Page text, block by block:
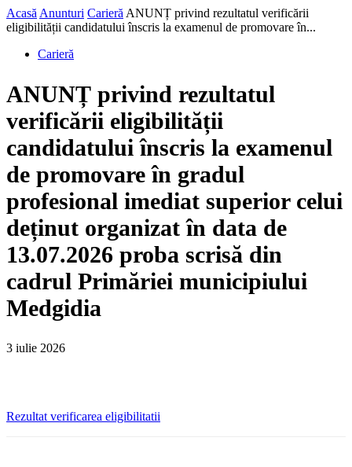
Acasă Anunturi Carieră ANUNȚ privind rezultatul verificării
eligibilității candidatului înscris la examenul de promovare în...
Carieră
ANUNȚ privind rezultatul
verificării eligibilității
candidatului înscris la examenul
de promovare în gradul
profesional imediat superior celui
deținut organizat în data de
13.07.2026 proba scrisă din
cadrul Primăriei municipiului
Medgidia
3 iulie 2026
Rezultat verificarea eligibilitatii